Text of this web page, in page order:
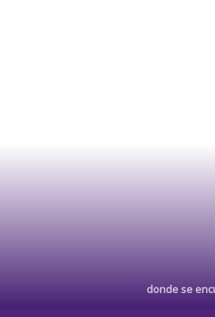
donde se